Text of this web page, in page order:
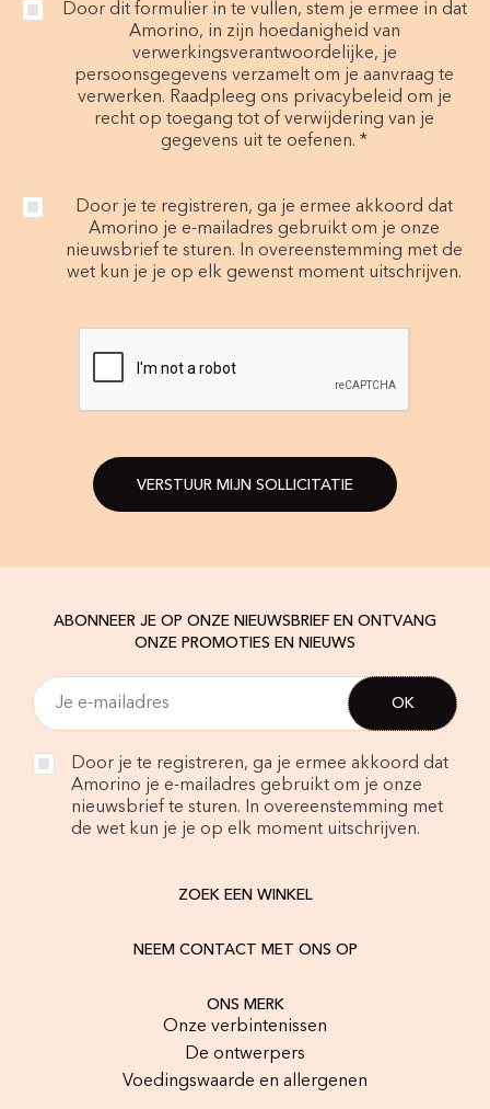
Door dit formulier in te vullen, stem je ermee in dat
Amorino, in zijn hoedanigheid van
verwerkingsverantwoordelijke, je
persoonsgegevens verzamelt om je aanvraag te
verwerken. Raadpleeg ons privacybeleid om je
recht op toegang tot of verwijdering van je
gegevens uit te oefenen. *
Door je te registreren, ga je ermee akkoord dat
Amorino je e-mailadres gebruikt om je onze
nieuwsbrief te sturen. In overeenstemming met de
wet kun je je op elk gewenst moment uitschrijven.
VERSTUUR MIJN SOLLICITATIE
ABONNEER JE OP ONZE NIEUWSBRIEF EN ONTVANG
ONZE PROMOTIES EN NIEUWS
Door je te registreren, ga je ermee akkoord dat
Amorino je e-mailadres gebruikt om je onze
nieuwsbrief te sturen. In overeenstemming met
de wet kun je je op elk moment uitschrijven.
ZOEK EEN WINKEL
NEEM CONTACT MET ONS OP
ONS MERK
Onze verbintenissen
De ontwerpers
Voedingswaarde en allergenen